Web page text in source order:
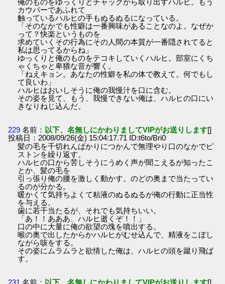
カウパーであふれて
触っているハルヒの手もぬるぬるになっている。
「そのなかでも性癖は一番興味があることなのよ。なぜか
って？快楽というものを
求めていくその行為にその人間の本質が一番隠されてると
私は思ってるからね」
ゆっくりと俺のものをテコキしていくハルヒ。部室にくち
ゃくちゃと卑猥な音が響く。
「ねえキョン。あなたの性癖を私の体で教えて。何でもし
て良いわ」
ハルヒはおいしそうに俺の我慢汁を口に含む。
その姿を見て、もう、我慢できない俺は、ハルヒの口にい
きなりねじ込んだ。
229 名前： 以下、名無しにかわりましてVIPがお送りします[]
投稿日：2008/09/26(金) 15:04:17.71 ID:t6to/Bri0
髪の毛を千切れんばかりにつかんで無理やり口のなかでピ
ストンを繰り返す。
ハルヒの口から苦しそうにうめく声が聞こえるが知ったこ
とか、髪の毛を
引っ張り俺の腰を激しく動かす。のどの奥まで当たってい
るのが分かる。
暖かくて気持ちよくて粘液のぬるぬるが俺の行動に正当性
を与える。
歯に若干当たるが、それでも気持ちいい。
「あ！！あああ、ハルヒ逝くぞ！！」
口の中に大量に俺の欲望の塊を噴出する。
喉の奥で出したからかハルヒがむせ込んで、精液をこぼし
ながら咳をする。
その姿にムラムラと欲情した俺は、ハルヒの頭を蹴り飛ば
す。